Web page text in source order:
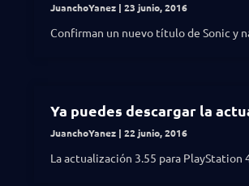
JuanchoYanez 23 junio, 2016
Confirman un nuevo título de Sonic y
Ya puedes descargar la
JuanchoYanez 22 junio, 2016
La actualización 3.55 para PlayStation